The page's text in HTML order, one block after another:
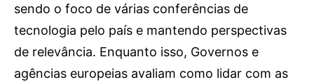
JOVENS PENSADORES
SENENSES PELO MUNDO
EM FOCO
OPINIÃO DOS LEITORES
sendo o foco de várias conferências de
tecnologia pelo país e mantendo perspectivas
de relevância. Enquanto isso, Governos e
agências europeias avaliam como lidar com as